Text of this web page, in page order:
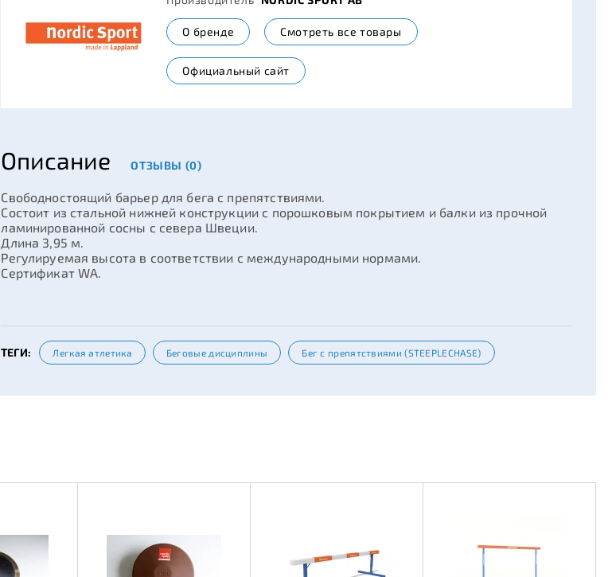
О бренде Смотреть все товары
Официальный сайт
Описание ОТЗЫВЫ (0)
Свободностоящий барьер для бега с препятствиями.
Состоит из стальной нижней конструкции с порошковым покрытием и балки из прочной
ламинированной сосны с севера Швеции.
Длина 3,95 м.
Регулируемая высота в соответствии с международными нормами.
Сертификат WA.
ТЕГИ: Легкая атлетика Беговые дисциплины Бег с препятствиями (STEEPLECHASE)